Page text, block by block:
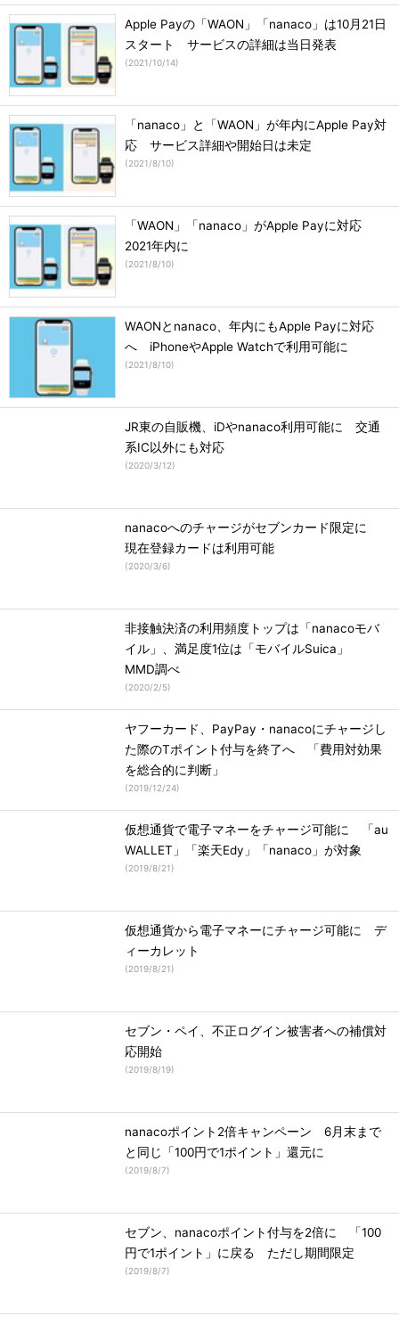
Apple Payの「WAON」「nanaco」は10月21日
スタート サービスの詳細は当日発表
(2021/10/14)
「nanaco」と「WAON」が年内にApple Pay対
応 サービス詳細や開始日は未定
(2021/8/10)
「WAON」「nanaco」がApple Payに対応
2021年内に
(2021/8/10)
WAONとnanaco、年内にもApple Payに対応
へ iPhoneやApple Watchで利用可能に
(2021/8/10)
JR東の自販機、iDやnanaco利用可能に 交通
系IC以外にも対応
(2020/3/12)
nanacoへのチャージがセブンカード限定に
現在登録カードは利用可能
(2020/3/6)
非接触決済の利用頻度トップは「nanacoモバ
イル」、満足度1位は「モバイルSuica」
MMD調べ
(2020/2/5)
ヤフーカード、PayPay・nanacoにチャージし
た際のTポイント付与を終了へ 「費用対効果
を総合的に判断」
(2019/12/24)
仮想通貨で電子マネーをチャージ可能に 「au
WALLET」「楽天Edy」「nanaco」が対象
(2019/8/21)
仮想通貨から電子マネーにチャージ可能に デ
ィーカレット
(2019/8/21)
セブン・ペイ、不正ログイン被害者への補償対
応開始
(2019/8/19)
nanacoポイント2倍キャンペーン 6月末まで
と同じ「100円で1ポイント」還元に
(2019/8/7)
セブン、nanacoポイント付与を2倍に 「100
円で1ポイント」に戻る ただし期間限定
(2019/8/7)